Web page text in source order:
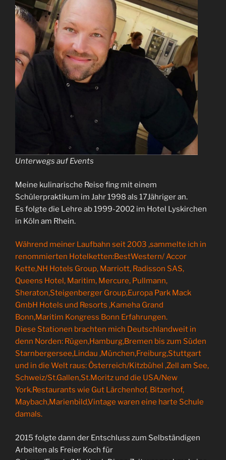
Unterwegs auf Events
Meine kulinarische Reise fing mit einem
Schülerpraktikum im Jahr 1998 als 17Jähriger an.
Es folgte die Lehre ab 1999-2002 im Hotel Lyskirchen
in Köln am Rhein.
Während meiner Laufbahn seit 2003 ,sammelte ich in
renommierten Hotelketten:BestWestern/ Accor
Kette,NH Hotels Group, Marriott, Radisson SAS,
Queens Hotel, Maritim, Mercure, Pullmann,
Sheraton,Steigenberger Group,Europa Park Mack
GmbH Hotels und Resorts ,Kameha Grand
Bonn,Maritim Kongress Bonn Erfahrungen.
Diese Stationen brachten mich Deutschlandweit in
denn Norden: Rügen,Hamburg,Bremen bis zum Süden
Starnbergersee,Lindau ,München,Freiburg,Stuttgart
und in die Welt raus: Österreich/Kitzbühel ,Zell am See,
Schweiz/St.Gallen,St.Moritz und die USA/New
York.Restaurants wie Gut Lärchenhof, Bitzerhof,
Maybach,Marienbild,Vintage waren eine harte Schule
damals.
2015 folgte dann der Entschluss zum Selbständigen
Arbeiten als Freier Koch für